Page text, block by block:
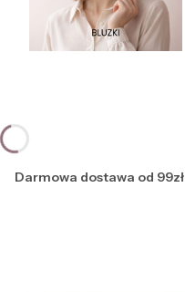
Darmowa dostawa od 99zł